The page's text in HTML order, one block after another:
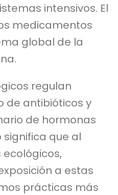
intensivos. El
medicamentos
global de la
regulan
de antibióticos y
de hormonas
significa que al
a estas
prácticas más